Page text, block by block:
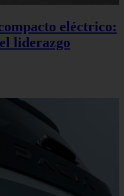
eléctrico:
liderazgo